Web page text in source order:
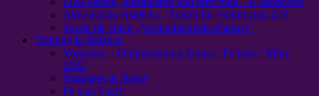
Aktionsplan erstellen – Schritt für Schritt zum Ziel
Suche dir einen „Verbindlichkeits-Partner“
Training in Balance
Yogalates – Onlinetraining Januar / Februar / März
2022
Yogalates at Home
Fit statt Faul!!